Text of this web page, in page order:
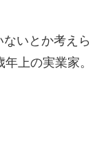
いとか考えら
上の実業家。